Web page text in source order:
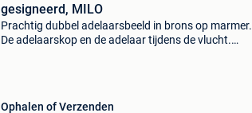
gesigneerd, MILO
Prachtig dubbel adelaarsbeeld in brons op marmer.
De adelaarskop en de adelaar tijdens de vlucht.
Ophalen of Verzenden